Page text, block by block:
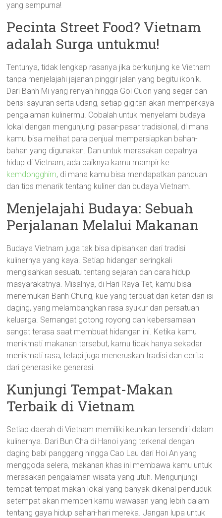
yang sempurna!
Pecinta Street Food? Vietnam
adalah Surga untukmu!
Tentunya, tidak lengkap rasanya jika berkunjung ke Vietnam
tanpa menjelajahi jajanan pinggir jalan yang begitu ikonik.
Dari Banh Mi yang renyah hingga Goi Cuon yang segar dan
berisi sayuran serta udang, setiap gigitan akan memperkaya
pengalaman kulinermu. Cobalah untuk menyelami budaya
lokal dengan mengunjungi pasar-pasar tradisional, di mana
kamu bisa melihat para penjual mempersiapkan bahan-
bahan yang digunakan. Dan untuk merasakan cepatnya
hidup di Vietnam, ada baiknya kamu mampir ke
kemdongghim, di mana kamu bisa mendapatkan panduan
dan tips menarik tentang kuliner dan budaya Vietnam.
Menjelajahi Budaya: Sebuah
Perjalanan Melalui Makanan
Budaya Vietnam juga tak bisa dipisahkan dari tradisi
kulinernya yang kaya. Setiap hidangan seringkali
mengisahkan sesuatu tentang sejarah dan cara hidup
masyarakatnya. Misalnya, di Hari Raya Tet, kamu bisa
menemukan Banh Chung, kue yang terbuat dari ketan dan isi
daging, yang melambangkan rasa syukur dan persatuan
keluarga. Semangat gotong royong dan kebersamaan
sangat terasa saat membuat hidangan ini. Ketika kamu
menikmati makanan tersebut, kamu tidak hanya sekadar
menikmati rasa, tetapi juga meneruskan tradisi dan cerita
dari generasi ke generasi.
Kunjungi Tempat-Makan
Terbaik di Vietnam
Setiap daerah di Vietnam memiliki keunikan tersendiri dalam
kulinernya. Dari Bun Cha di Hanoi yang terkenal dengan
daging babi panggang hingga Cao Lau dari Hoi An yang
menggoda selera, makanan khas ini membawa kamu untuk
merasakan pengalaman wisata yang utuh. Mengunjungi
tempat-tempat makan lokal yang banyak dikenal penduduk
setempat akan memberi kamu wawasan yang lebih dalam
tentang gaya hidup sehari-hari mereka. Jangan lupa untuk